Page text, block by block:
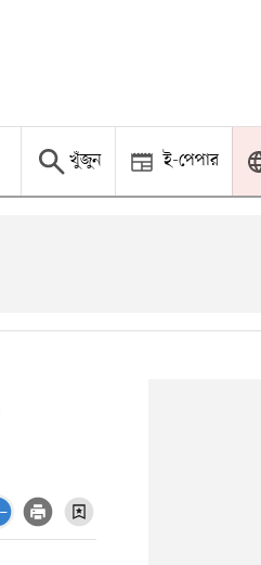
খুঁজুন ই-পেপার